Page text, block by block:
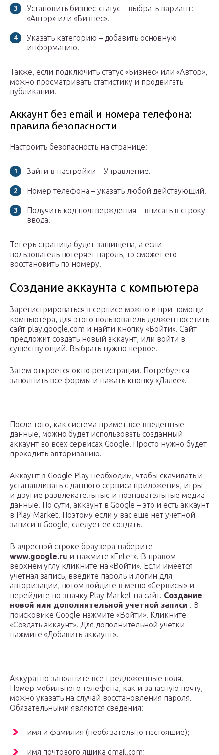
Установить бизнес-статус – выбрать вариант:
«Автор» или «Бизнес».
Указать категорию – добавить основную
информацию.
Также, если подключить статус «Бизнес» или «Автор»,
можно просматривать статистику и продвигать
публикации.
Аккаунт без email и номера телефона:
правила безопасности
Настроить безопасность на странице:
Зайти в настройки – Управление.
Номер телефона – указать любой действующий.
Получить код подтверждения – вписать в строку
ввода.
Теперь страница будет защищена, а если
пользователь потеряет пароль, то сможет его
восстановить по номеру.
Создание аккаунта с компьютера
Зарегистрироваться в сервисе можно и при помощи
компьютера, для этого пользователь должен посетить
сайт play.google.com и найти кнопку «Войти». Сайт
предложит создать новый аккаунт, или войти в
существующий. Выбрать нужно первое.
Затем откроется окно регистрации. Потребуется
заполнить все формы и нажать кнопку «Далее».
После того, как система примет все введенные
данные, можно будет использовать созданный
аккаунт во всех сервисах Google. Просто нужно будет
проходить авторизацию.
Аккаунт в Google Play необходим, чтобы скачивать и
устанавливать с данного сервиса приложения, игры
и другие развлекательные и познавательные медиа-
данные. По сути, аккаунт в Google – это и есть аккаунт
в Play Market. Поэтому если у вас еще нет учетной
записи в Google, следует ее создать.
В адресной строке браузера наберите
www.google.ru и нажмите «Enter». В правом
верхнем углу кликните на «Войти». Если имеется
учетная запись, введите пароль и логин для
авторизации, потом войдите в меню «Сервисы» и
перейдите по значку Play Market на сайт. Создание
новой или дополнительной учетной записи . В
поисковике Google нажмите «Войти». Кликните
«Создать аккаунт». Для дополнительной учетки
нажмите «Добавить аккаунт».
Аккуратно заполните все предложенные поля.
Номер мобильного телефона, как и запасную почту,
можно указать на случай восстановления пароля.
Обязательными являются сведения:
имя и фамилия (необязательно настоящие);
имя почтового ящика gmail.com;